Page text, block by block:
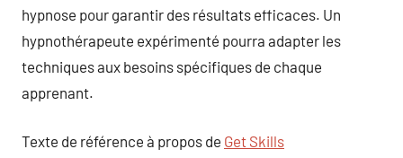
hypnose pour garantir des résultats efficaces. Un
hypnothérapeute expérimenté pourra adapter les
techniques aux besoins spécifiques de chaque
apprenant.
Texte de référence à propos de Get Skills